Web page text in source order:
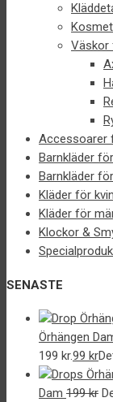
Väskor
Accessoarer
Barnkläder
Barnkläder
Kläder för
Kläder för
Klockor &
SENASTE
Örhängen
199 kr.99 kr
Dam 199kr